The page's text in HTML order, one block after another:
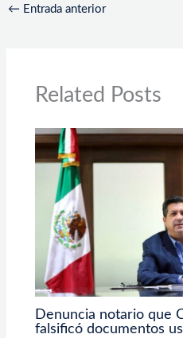
← Entrada anterior
Related Posts
Denuncia notario que
falsificó documentos